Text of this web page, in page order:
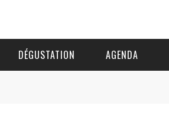
DÉGUSTATION AGENDA